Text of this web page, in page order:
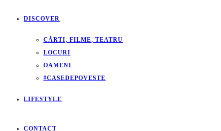
DISCOVER
CĂRTI, FILME, TEATRU
LOCURI
OAMENI
#CASEDEPOVESTE
LIFESTYLE
CONTACT